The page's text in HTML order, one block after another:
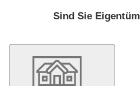
Sind Sie